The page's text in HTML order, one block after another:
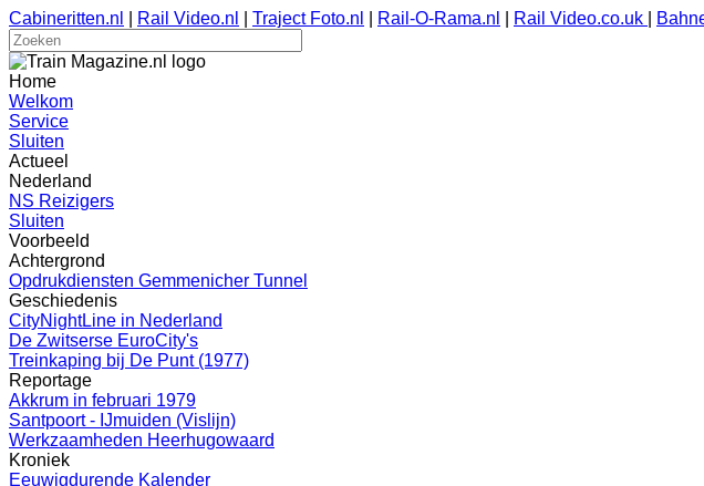
Cabineritten.nl Rail Video.nl Traject Foto.nl Rail-O-Rama.nl Rail Video.co.uk
Home
Welkom
Service
Sluiten
Actueel
Nederland
NS Reizigers
Sluiten
Voorbeeld
Achtergrond
Opdrukdiensten Gemmenicher Tunnel
Geschiedenis
CityNightLine in Nederland
De Zwitserse EuroCity's
Treinkaping bij De Punt (1977)
Reportage
Akkrum in februari 1979
Santpoort - IJmuiden (Vislijn)
Werkzaamheden Heerhugowaard
Kroniek
Eeuwigdurende Kalender